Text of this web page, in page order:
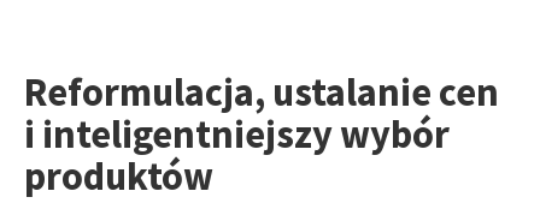
Reformulacja, ustalanie cen
i inteligentniejszy wybór
produktów